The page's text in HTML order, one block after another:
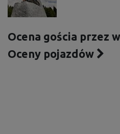
Ocena gościa przez
Oceny pojazdów